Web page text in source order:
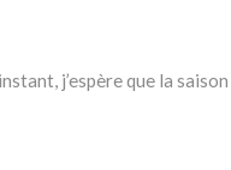
j’espère que la